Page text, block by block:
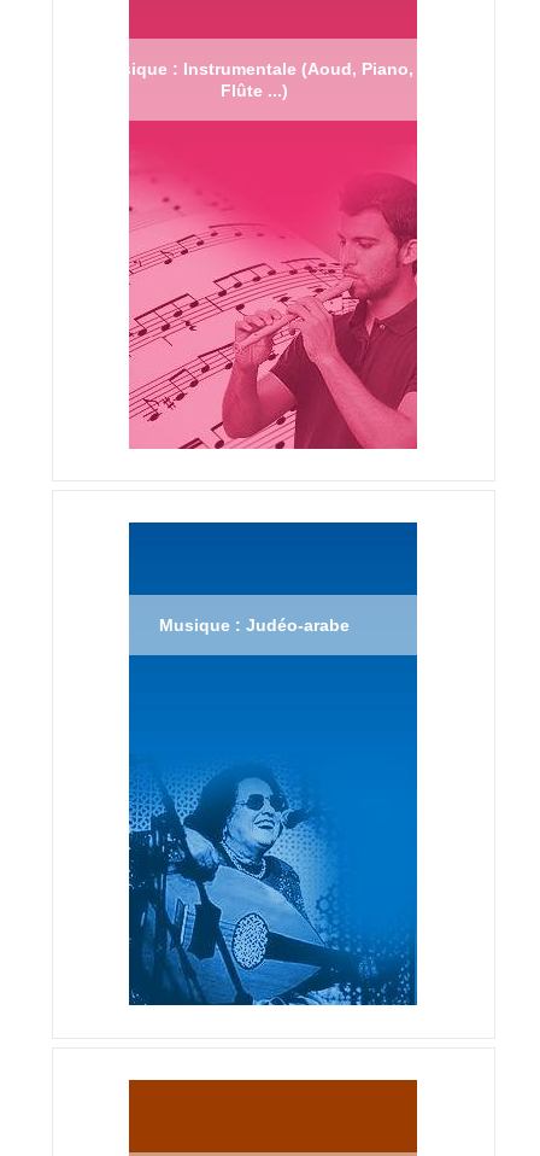
Musique : Instrumentale (Aoud, Piano,
Flûte ...)
Musique : Judéo-arabe